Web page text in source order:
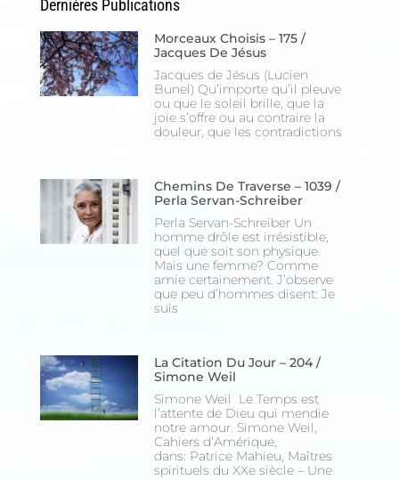
Dernières Publications
Morceaux Choisis – 175 /
Jacques De Jésus
Jacques de Jésus (Lucien
Bunel) Qu’importe qu’il pleuve
ou que le soleil brille, que la
joie s’offre ou au contraire la
douleur, que les contradictions
Chemins De Traverse – 1039 /
Perla Servan-Schreiber
Perla Servan-Schreiber Un
homme drôle est irrésistible,
quel que soit son physique.
Mais une femme? Comme
amie certainement. J’observe
que peu d’hommes disent: Je
suis
La Citation Du Jour – 204 /
Simone Weil
Simone Weil Le Temps est
l’attente de Dieu qui mendie
notre amour. Simone Weil,
Cahiers d’Amérique,
dans: Patrice Mahieu, Maîtres
spirituels du XXe siècle – Une